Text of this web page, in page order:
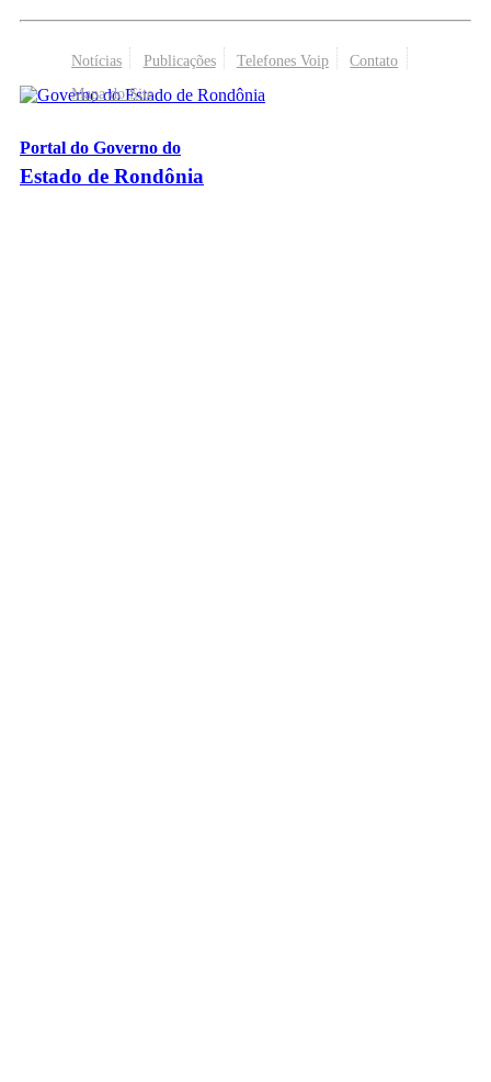
Notícias Publicações Telefones Voip
Contato
Mapa do Site
Portal do Governo do
Estado de Rondônia